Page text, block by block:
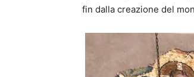
fin dalla creazione del